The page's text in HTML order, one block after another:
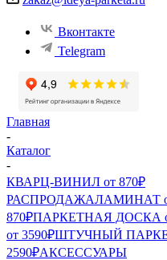
Вконтакте
Telegram
Главная
-
Каталог
-
КВАРЦ-ВИНИЛ от 870₽
РАСПРОДАЖАЛАМИНАТ
870₽ПАРКЕТНАЯ ДОСКА
от 3590₽ШТУЧНЫЙ
2590₽АКСЕССУАРЫ